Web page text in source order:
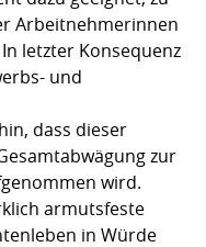
Arbeitnehmerinnen
letzter Konsequenz
und
dass dieser
zur
wird.
armutsfeste
in Würde